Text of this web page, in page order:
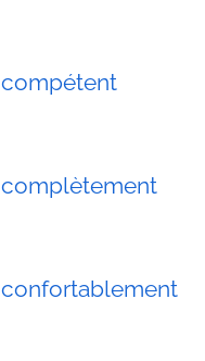
compétent
complètement
confortablement